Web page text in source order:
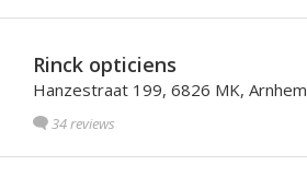
Rinck opticiens
Hanzestraat 199, 6826 MK, Arnhem
34 reviews